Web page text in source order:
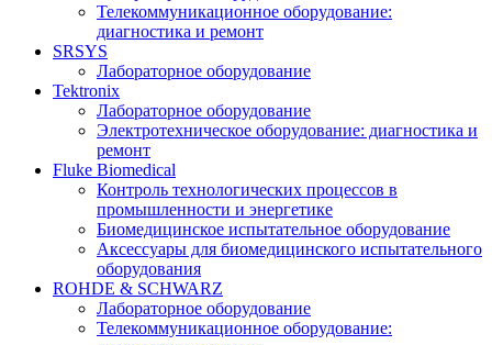
Телекоммуникационное оборудование:
диагностика и ремонт
SRSYS
Лабораторное оборудование
Tektronix
Лабораторное оборудование
Электротехническое оборудование: диагностика и
ремонт
Fluke Biomedical
Контроль технологических процессов в
промышленности и энергетике
Биомедицинское испытательное оборудование
Аксессуары для биомедицинского испытательного
оборудования
ROHDE & SCHWARZ
Лабораторное оборудование
Телекоммуникационное оборудование: